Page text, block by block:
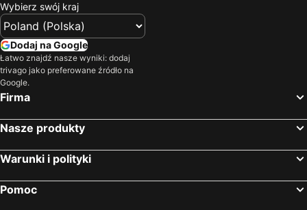
Wybierz swój kraj
Dodaj na Google
Łatwo znajdź nasze wyniki: dodaj
trivago jako preferowane źródło na
Google.
Firma
Nasze produkty
Warunki i polityki
Pomoc